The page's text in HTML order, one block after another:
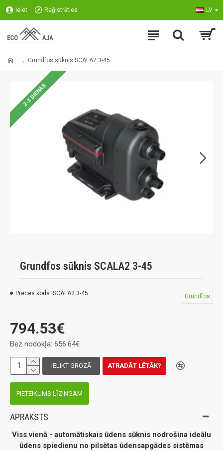
Ieiet Reģistrēties LV
Grundfos sūknis SCALA2 3-45
2-3 DIENAS
Grundfos sūknis SCALA2 3-45
Preces kods: SCALA2 3-45 Grundfos
794.53€
Bez nodokļa: 656.64€
IELIKT GROZĀ ATRADĀT LĒTĀK?
PIETEIKUMS LĪZINGAM
APRAKSTS
Viss vienā - automātiskais ūdens sūknis nodrošina ideālu
ūdens spiedienu no pilsētas ūdensapgādes sistēmas